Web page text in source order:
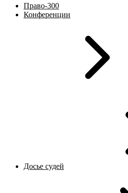
Право-300
Конференции
Досье судей